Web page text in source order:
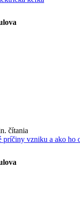
čítania
príčiny vzniku a ako ho